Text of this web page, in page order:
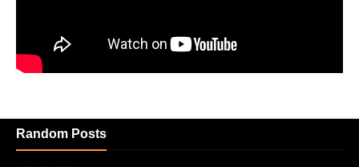
Random Posts